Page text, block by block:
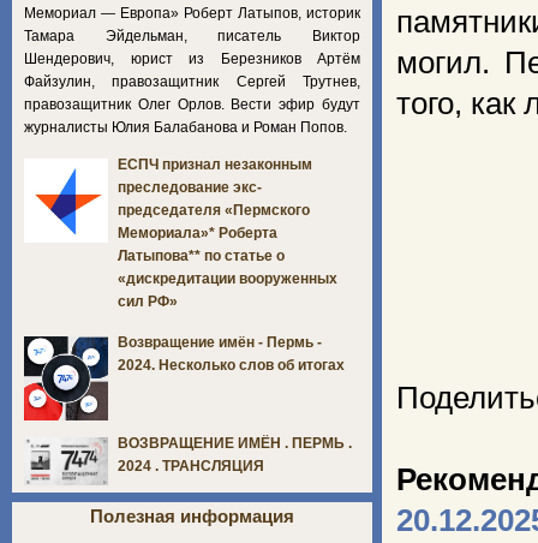
могил.
того,
Мемориал — Европа» Роберт Латыпов, историк
Тамара Эйдельман, писатель Виктор
Шендерович, юрист из Березников Артём
Файзулин, правозащитник Сергей Трутнев,
правозащитник Олег Орлов. Вести эфир будут
журналисты Юлия Балабанова и Роман Попов.
ЕСПЧ признал незаконным
преследование экс-
председателя «Пермского
Мемориала»* Роберта
Латыпова** по статье о
«дискредитации вооруженных
сил РФ»
Возвращение имён - Пермь -
2024. Несколько слов об итогах
ВОЗВРАЩЕНИЕ ИМЁН . ПЕРМЬ .
2024 . ТРАНСЛЯЦИЯ
Полезная информация